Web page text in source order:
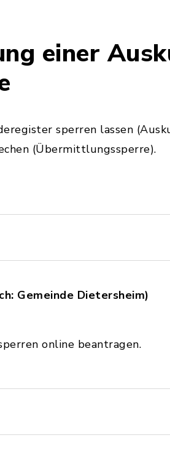
einer
sperren lassen
(Übermittlungssperre).
Gemeinde Dietersheim)
online beantragen.